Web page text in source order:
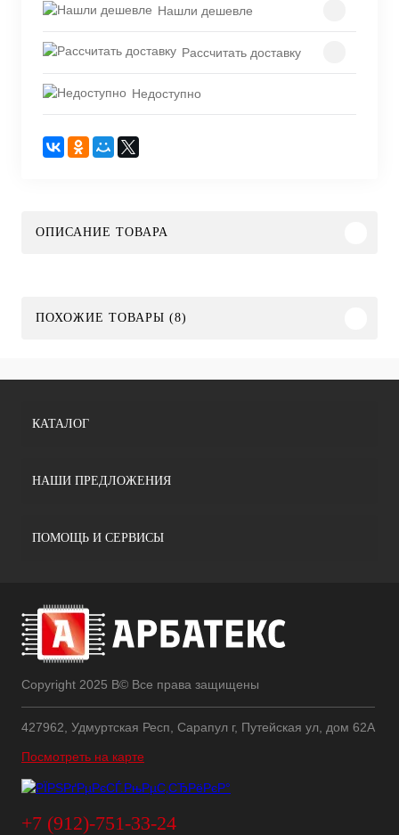
Нашли дешевле
Рассчитать доставку
Недоступно
ОПИСАНИЕ ТОВАРА
ПОХОЖИЕ ТОВАРЫ (8)
КАТАЛОГ
НАШИ ПРЕДЛОЖЕНИЯ
ПОМОЩЬ И СЕРВИСЫ
Copyright 2025 В© Все права защищены
427962, Удмуртская Респ, Сарапул г, Путейская ул, дом 62А
Посмотреть на карте
+7 (912)-751-33-24